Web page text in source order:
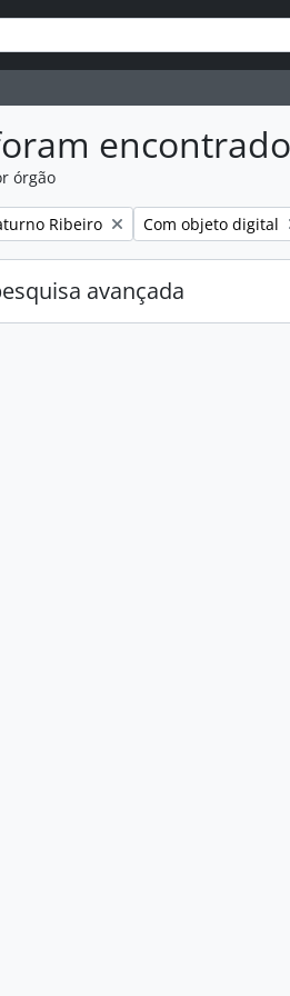
busca
órgão
Ribeiro Remover filtro:
Com objeto digital
avançada